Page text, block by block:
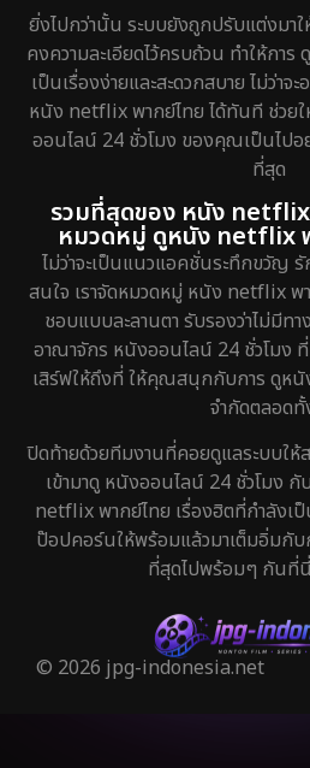
ยิ่งไปกว่านั้น ระบบยังถูกปรับแต่งมา
คงความละเอียดไว้ครบถ้วน ทำให้ก
เป็นเรื่องง่ายและสะดวกสบาย ไม่ว่าจ
หนัง netflix พากย์ไทย ได้ทันที ช่วย
ออนไลน์ 24 ชั่วโมง ของคุณเป็นไปอ
ที่สุด
รวมที่สุดของ หนัง
หมวดหมู่ ดูหนัง netflix
ไม่ว่าจะเป็นแนวแอคชั่นระทึกขวัญ
สนใจ เราจัดหมวดหมู่ หนัง netflix พา
ชอบแบบละลานตา รับรองว่าไม่มีทา
อาณาจักร หนังออนไลน์ 24 ชั่วโมง
เสิร์ฟให้ถึงที่ ให้คุณสนุกกับการ ดูหนั
จำกัดตลอด
ปิดท้ายด้วยทีมงานที่คอยดูแลระบบให้
เข้ามาดู หนังออนไลน์ 24 ชั่วโมง กั
netflix พากย์ไทย เรื่องฮิตที่กำลังเ
ป๊อปคอร์นให้พร้อมแล้วมาเต็มอิ่มกั
ที่สุดไปพร้อมๆ กันที่
© 2026 jpg-indonesia.net